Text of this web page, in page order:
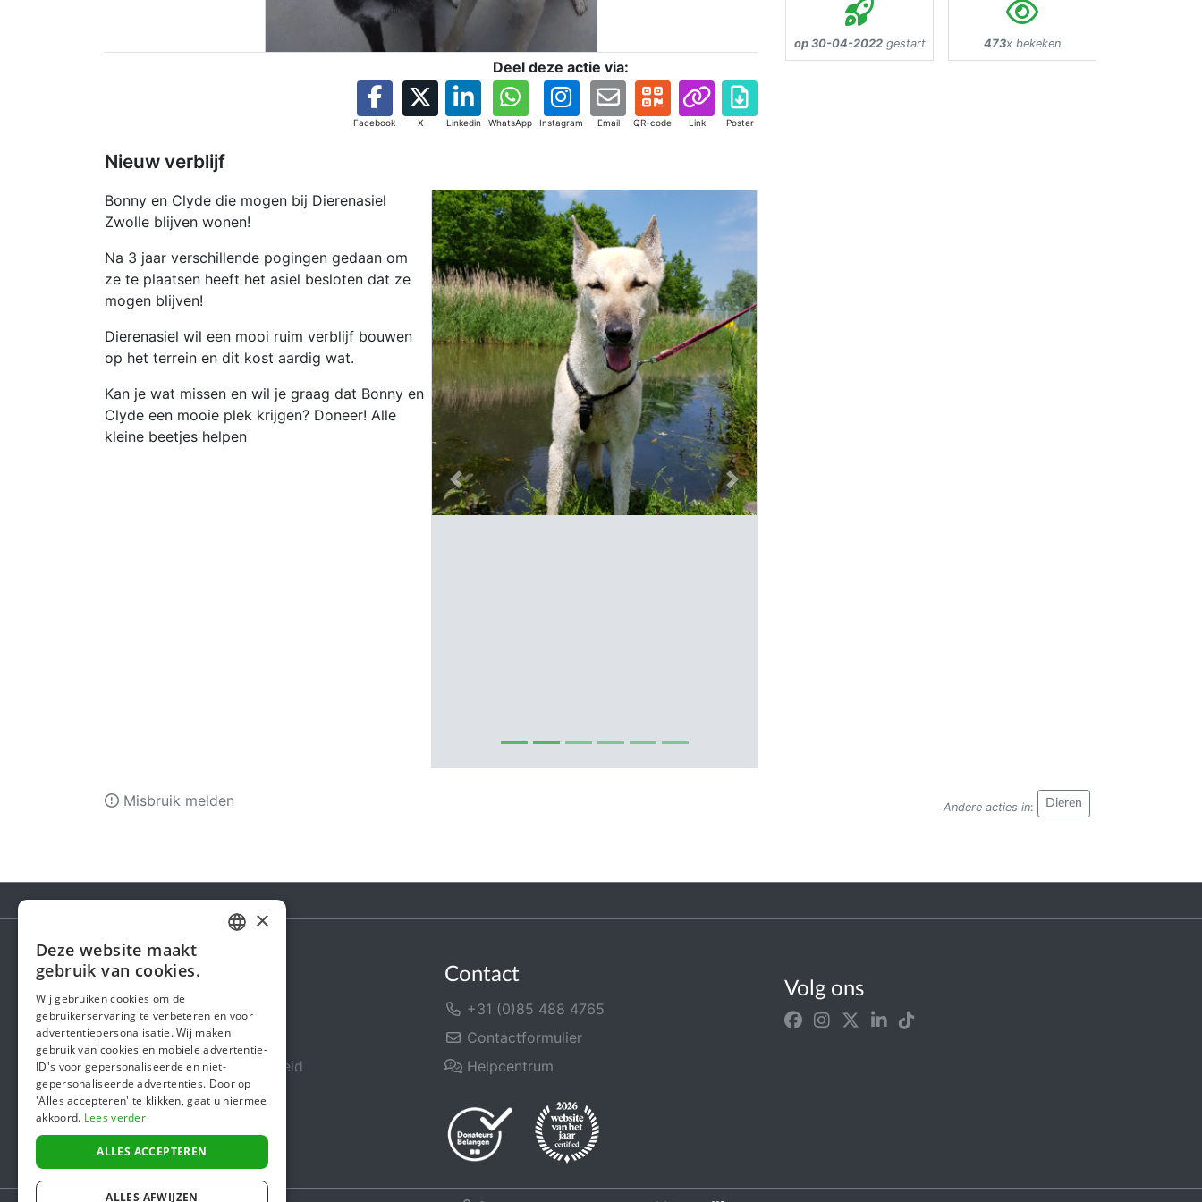
Deel deze actie via:
Facebook X Linkedin WhatsApp Instagram Email QR-code Link Poster
Nieuw verblijf
Previous Next
Bonny en Clyde die mogen bij Dierenasiel
Zwolle blijven wonen!
Na 3 jaar verschillende pogingen gedaan om
ze te plaatsen heeft het asiel besloten dat ze
mogen blijven!
Dierenasiel wil een mooi ruim verblijf bouwen
op het terrein en dit kost aardig wat.
Kan je wat missen en wil je graag dat Bonny en
Clyde een mooie plek krijgen? Doneer! Alle
kleine beetjes helpen
op 30-04-2022gestart 473x bekeken
Andere acties in: Dieren
Misbruik melden
Steunactie
Over ons
In de media
Veiligheid & Betrouwbaarheid
Algemene voorwaarden
Privacybeleid
Cookiebeleid
Contact
+31 (0)85 488 4765
Contactformulier
Helpcentrum
Volg ons
ENGLISH
×
Deze website maakt
gebruik van cookies.
Wij gebruiken cookies om de
gebruikerservaring te verbeteren en voor
advertentiepersonalisatie. Wij maken
gebruik van cookies en mobiele advertentie-
ID's voor gepersonaliseerde en niet-
gepersonaliseerde advertenties. Door op
'Alles accepteren' te klikken, gaat u hiermee
akkoord. Lees verder
ALLES ACCEPTEREN
ALLES AFWIJZEN